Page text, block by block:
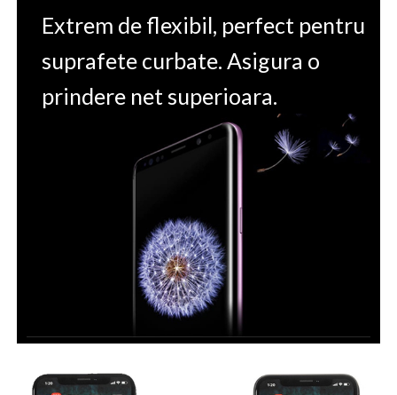
Extrem de flexibil, perfect pentru
suprafete curbate. Asigura o
prindere net superioara.